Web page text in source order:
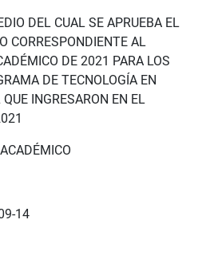
DEL CUAL SE APRUEBA EL
CORRESPONDIENTE AL
DE 2021 PARA LOS
DE TECNOLOGÍA EN
INGRESARON EN EL
14